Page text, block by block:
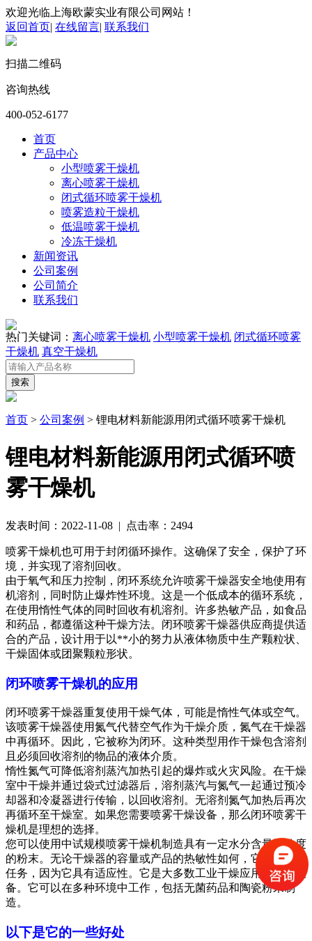
欢迎光临上海欧蒙实业有限公司网站！
返回首页| 在线留言| 联系我们
扫描二维码
咨询热线
400-052-6177
首页
产品中心
小型喷雾干燥机
离心喷雾干燥机
闭式循环喷雾干燥机
喷雾造粒干燥机
低温喷雾干燥机
冷冻干燥机
新闻资讯
公司案例
公司简介
联系我们
热门关键词： 离心喷雾干燥机 小型喷雾干燥机 闭式循环喷雾
干燥机 真空干燥机
首页 > 公司案例 > 锂电材料新能源用闭式循环喷雾干燥机
锂电材料新能源用闭式循环喷
雾干燥机
发表时间：2022-11-08 | 点击率：2494
喷雾干燥机也可用于封闭循环操作。这确保了安全，保护了环
境，并实现了溶剂回收。
由于氧气和压力控制，闭环系统允许喷雾干燥器安全地使用有
机溶剂，同时防止爆炸性环境。这是一个低成本的循环系统，
在使用惰性气体的同时回收有机溶剂。许多热敏产品，如食品
和药品，都遵循这种干燥方法。闭环喷雾干燥器供应商提供适
合的产品，设计用于以**小的努力从液体物质中生产颗粒状、
干燥固体或团聚颗粒形状。
闭环喷雾干燥机的应用
闭环喷雾干燥器重复使用干燥气体，可能是惰性气体或空气。
该喷雾干燥器使用氮气代替空气作为干燥介质，氮气在干燥器
中再循环。因此，它被称为闭环。这种类型用作干燥包含溶剂
且必须回收溶剂的物品的液体介质。
惰性氮气可降低溶剂蒸汽加热引起的爆炸或火灾风险。在干燥
室中干燥并通过袋式过滤器后，溶剂蒸汽与氮气一起通过预冷
却器和冷凝器进行传输，以回收溶剂。无溶剂氮气加热后再次
再循环至干燥室。如果您需要喷雾干燥设备，那么闭环喷雾干
燥机是理想的选择。
您可以使用中试规模喷雾干燥机制造具有一定水分含量和粒度
的粉末。无论干燥器的容量或产品的热敏性如何，它都能执行
任务，因为它具有适应性。它是大多数工业干燥应用的干燥设
备。它可以在多种环境中工作，包括无菌药品和陶瓷粉末制
造。
以下是它的一些好处